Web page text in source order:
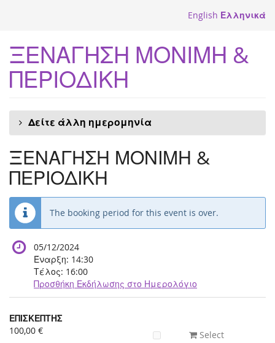
English Ελληνικά
ΞΕΝΑΓΗΣΗ ΜΟΝΙΜΗ &
ΠΕΡΙΟΔΙΚΗ
Δείτε άλλη ημερομηνία
ΞΕΝΑΓΗΣΗ ΜΟΝΙΜΗ &
ΠΕΡΙΟΔΙΚΗ
The booking period for this event is over.
05/12/2024
Έναρξη: 14:30
Τέλος: 16:00
Προσθήκη Εκδήλωσης στο Ημερολόγιο
Προϊόντα
Uncategorized
ΕΠΙΣΚΕΠΤΗΣ
100,00 €
Select